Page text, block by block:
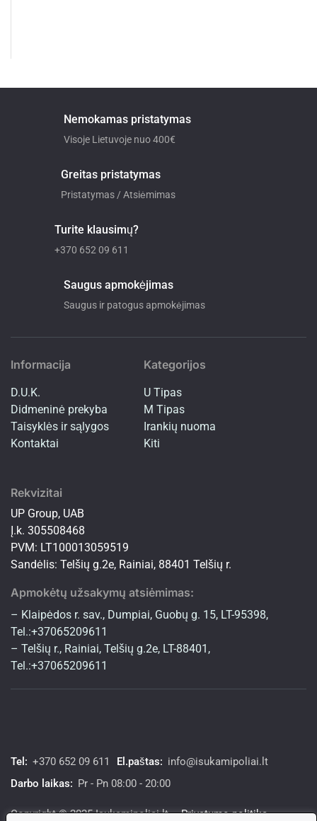
Nemokamas pristatymas
Visoje Lietuvoje nuo 400€
Greitas pristatymas
Pristatymas / Atsiėmimas
Turite klausimų?
+370 652 09 611
Saugus apmokėjimas
Saugus ir patogus apmokėjimas
Informacija
D.U.K.
Didmeninė prekyba
Taisyklės ir sąlygos
Kontaktai
Kategorijos
U Tipas
M Tipas
Irankių nuoma
Kiti
Rekvizitai
UP Group, UAB
Į.k. 305508468
PVM: LT100013059519
Sandėlis: Telšių g.2e, Rainiai, 88401 Telšių r.
Apmokėtų užsakymų atsiėmimas:
– Klaipėdos r. sav., Dumpiai, Guobų g. 15, LT-95398,
Tel.:+37065209611
– Telšių r., Rainiai, Telšių g.2e, LT-88401,
Tel.:+37065209611
Tel: +370 652 09 611 El.paštas: info@isukamipoliai.lt
Darbo laikas: Pr - Pn 08:00 - 20:00
Copyright © 2025 Isukamipoliai.lt –Privatumo politika